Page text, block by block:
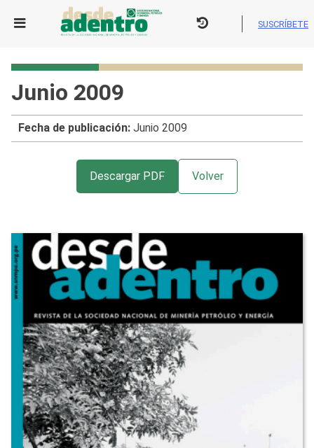
SUSCRÍBETE
Junio 2009
Fecha de publicación:Junio 2009
Descargar PDF Volver